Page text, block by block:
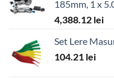
185mm, 1 x
4,388.12 lei
Set Lere
104.21 lei